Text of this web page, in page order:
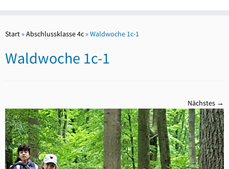
Inhalt
Start »Abschlussklasse 4c »Waldwoche 1c-1
Waldwoche 1c-1
Nächstes →